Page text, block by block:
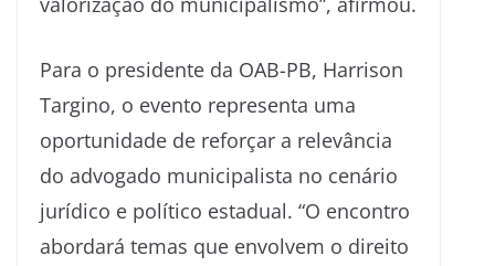
Para o presidente da OAB-PB, Harrison
Targino, o evento representa uma
oportunidade de reforçar a relevância
do advogado municipalista no cenário
jurídico e político estadual. “O encontro
abordará temas que envolvem o direito